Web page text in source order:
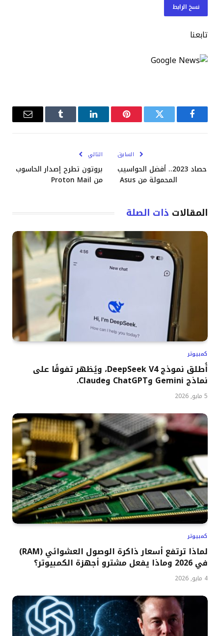
نسخ الرابط
تابعنا
فيسبوكتويتر بينتيريستلينكدإن Tumblrالبريد
السابق
حصاد 2023.. أفضل الحواسيب
المحمولة من Asus
التالي
بروتون تطرح إصدار الحاسوب
من Proton Mail
المقالات ذات الصلة
كمبيوتر
أُطلق نموذج DeepSeek V4، ويُظهر تفوقًا على
نماذج Gemini وChatGPT وClaude.
5 مايو, 2026
كمبيوتر
لماذا ترتفع أسعار ذاكرة الوصول العشوائي (RAM)
في 2026 وماذا يفعل مشترو أجهزة الكمبيوتر؟
4 مايو, 2026